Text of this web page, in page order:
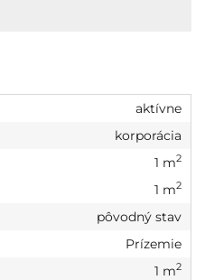
aktívne
korporácia
1 m2
1 m2
pôvodný stav
Prízemie
1 m2